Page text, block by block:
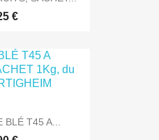
€
BLÉ T45 A...